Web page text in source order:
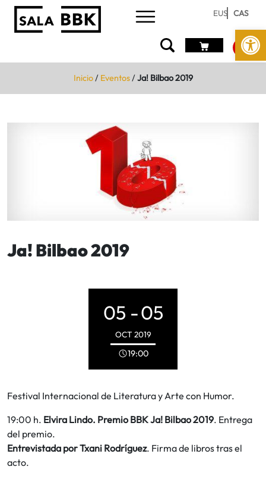
Abrir
EUS CAS
Inicio/ Eventos/Ja! Bilbao 2019
Ja! Bilbao 2019
05 -05
OCT 2019
19:00
Festival Internacional de Literatura y Arte con Humor.
19:00 h. Elvira Lindo. Premio BBK Ja! Bilbao 2019. Entrega
del premio.
Entrevistada por Txani Rodríguez. Firma de libros tras el
acto.